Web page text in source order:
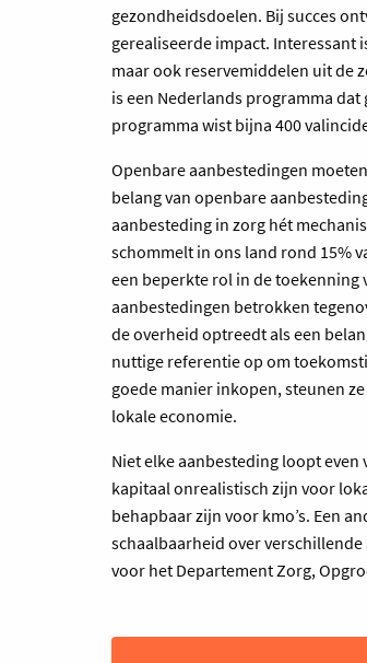
gezondheidsdoelen. Bij succes
gerealiseerde impact. Interessant
maar ook reservemiddelen uit de
is een Nederlands programma
programma wist bijna 400
Openbare aanbestedingen
belang van openbare
aanbesteding in zorg hét
schommelt in ons land rond 15%
een beperkte rol in de toekenning
aanbestedingen betrokken
de overheid optreedt als een
nuttige referentie op om
goede manier inkopen, steunen
lokale economie.
Niet elke aanbesteding loopt
kapitaal onrealistisch zijn voor
behapbaar zijn voor kmo’s. Een
schaalbaarheid over
voor het Departement Zorg,